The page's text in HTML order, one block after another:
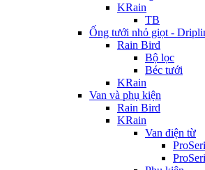
KRain
TB
Ống tưới nhỏ giọt -
Rain Bird
Bộ lọc
Béc tưới
KRain
Van và phụ kiện
Rain Bird
KRain
Van điện từ